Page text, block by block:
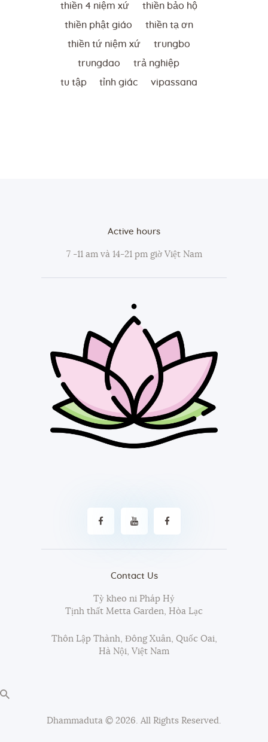
thiền 4 niệm xứ thiền bảo hộ
thiền phật giáo thiền tạ ơn
thiền tứ niệm xứ trungbo
trungdao trả nghiệp
tu tập tỉnh giác vipassana
Active hours
7 -11 am và 14-21 pm giờ Việt Nam
Contact Us
Tỳ kheo ni Pháp Hỷ
Tịnh thất Metta Garden, Hòa Lạc
Thôn Lập Thành, Đông Xuân, Quốc Oai,
Hà Nội, Việt Nam
Dhammaduta © 2026. All Rights Reserved.